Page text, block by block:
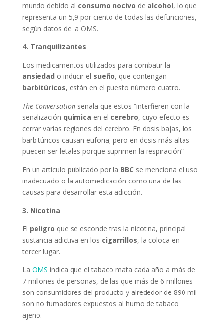
mundo debido al consumo nocivo de alcohol, lo que
representa un 5,9 por ciento de todas las defunciones,
según datos de la OMS.
4. Tranquilizantes
Los medicamentos utilizados para combatir la
ansiedad o inducir el sueño, que contengan
barbitúricos, están en el puesto número cuatro.
The Conversation señala que estos “interfieren con la
señalización química en el cerebro, cuyo efecto es
cerrar varias regiones del cerebro. En dosis bajas, los
barbitúricos causan euforia, pero en dosis más altas
pueden ser letales porque suprimen la respiración”.
En un artículo publicado por la BBC se menciona el uso
inadecuado o la automedicación como una de las
causas para desarrollar esta adicción.
3. Nicotina
El peligro que se esconde tras la nicotina, principal
sustancia adictiva en los cigarrillos, la coloca en
tercer lugar.
La OMS indica que el tabaco mata cada año a más de
7 millones de personas, de las que más de 6 millones
son consumidores del producto y alrededor de 890 mil
son no fumadores expuestos al humo de tabaco
ajeno.